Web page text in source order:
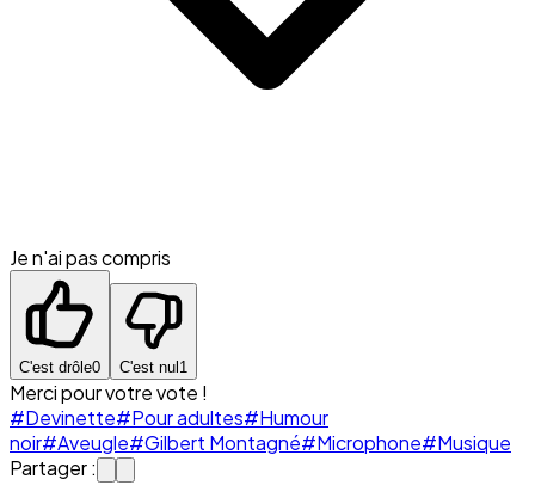
Je n'ai pas compris
C'est drôle0 C'est nul1
Merci pour votre vote !
#Devinette#Pour adultes#Humour
noir#Aveugle#Gilbert Montagné#Microphone#Musique
Partager :